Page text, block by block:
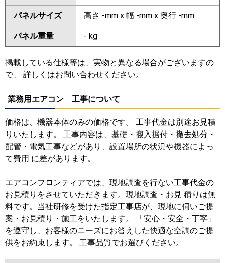
パネルサイズ 高さ -mm x 幅 -mm x 奥行 -mm
パネル重量 - kg
掲載している仕様等は、実物と異なる場合がございますの
で、 詳しくはお問い合わせください。
業務用エアコン 工事について
価格は、機器本体のみの価格です。 工事代金は別途お見積
りいたします。 工事内容は、基礎・搬入据付・撤去処分・
配管・電気工事などがあり、設置場所の状況や機器によっ
て費用 に差があります。
エアコンフロンティアでは、現地調査を行ない工事代金の
お見積りをさせていただきます。現地調査・お見 積りは無
料です。当社研修を受けた指定工事店が、現地に伺いご提
案・お見積り・施工をいたします。 「安心・安全・丁寧」
を遵守し、お客様のニーズにお答えした快適な空調のご提
供をお約束します。 工事品質でお選びください。